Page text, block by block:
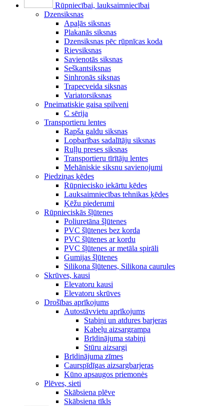
Rūpniecībai, lauksaimniecībai
Dzensiksnas
Apaļās siksnas
Plakanās siksnas
Dzensiksnas pēc rūpnīcas koda
Rievsiksnas
Savienotās siksnas
Seškantsiksnas
Sinhronās siksnas
Trapecveida siksnas
Variatorsiksnas
Pneimatiskie gaisa spilveni
C sērija
Transportieru lentes
Rapša galdu siksnas
Lopbarības sadalītāju siksnas
Ruļļu preses siksnas
Transportieru tīrītāju lentes
Mehāniskie siksnu savienojumi
Piedziņas ķēdes
Rūpniecisko iekārtu ķēdes
Lauksaimniecības tehnikas ķēdes
Ķēžu piederumi
Rūpnieciskās šļūtenes
Poliuretāna šļūtenes
PVC šļūtenes bez korda
PVC šļūtenes ar kordu
PVC šļūtenes ar metāla spirāli
Gumijas šļūtenes
Silikona šļūtenes, Silikona caurules
Skrūves, kausi
Elevatoru kausi
Elevatoru skrūves
Drošības aprīkojums
Autostāvvietu aprīkojums
Stabiņi un atdures barjeras
Kabeļu aizsargrampa
Brīdinājuma stabiņi
Stūru aizsargi
Brīdinājuma zīmes
Caurspīdīgas aizsargbarjeras
Kūno apsaugos priemonės
Plēves, sieti
Skābsiena plēve
Skābsiena tīkls